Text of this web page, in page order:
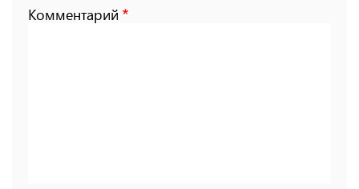
Комментарий